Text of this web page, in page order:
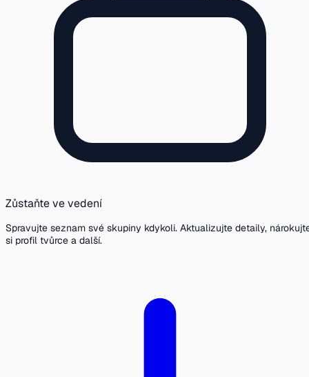
Zůstaňte ve vedení
Spravujte seznam své skupiny kdykoli. Aktualizujte detaily,
si profil tvůrce a další.